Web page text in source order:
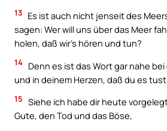
13 Es ist auch nicht jenseit des
sagen: Wer will uns über das Meer
holen, daß wir’s hören und tun?
14 Denn es ist das Wort gar nahe
und in deinem Herzen, daß du es
15 Siehe ich habe dir heute
Gute, den Tod und das Böse,